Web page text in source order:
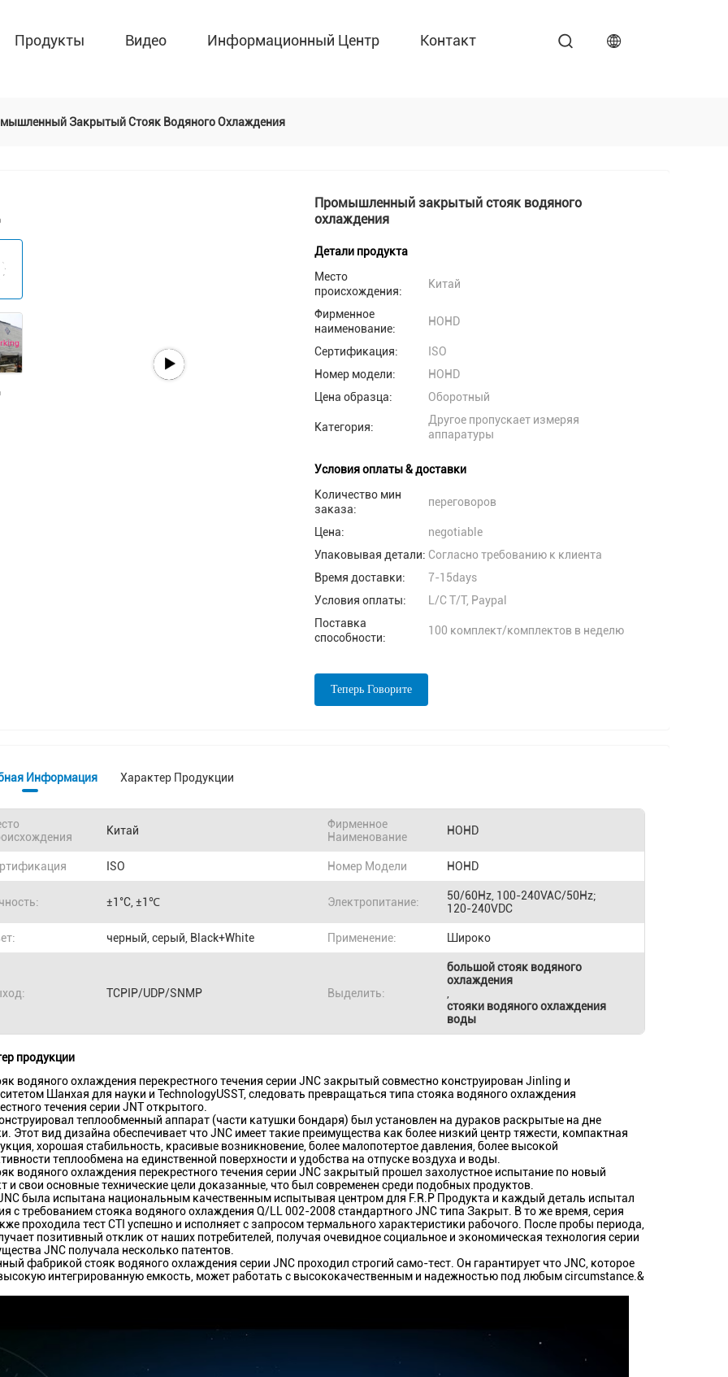
Продукты Видео Информационный Центр Контакт
Закрытый Стояк Водяного Охлаждения
Промышленный закрытый стояк водяного
охлаждения
Детали продукта
Место
происхождения:
Китай
Фирменное
наименование:
HOHD
Сертификация:
ISO
Номер модели:
HOHD
Цена образца:
Оборотный
Категория:
Другое пропускает измеряя
аппаратуры
Условия оплаты & доставки
Количество мин
заказа:
переговоров
Цена:
negotiable
Упаковывая детали: Согласно требованию к клиента
Время доставки:
7-15days
Условия оплаты:
L/C T/T, Paypal
Поставка
способности:
100 комплект/комплектов в неделю
Теперь Говорите
Информация Характер Продукции
Китай
Фирменное
Наименование
HOHD
ISO Номер Модели HOHD
±1°C, ±1℃ Электропитание:
50/60Hz, 100-240VAC/50Hz;
120-240VDC
черный, серый, Black+White Применение: Широко
TCPIP/UDP/SNMP Выделить:
большой стояк водяного
охлаждения
стояки водяного охлаждения
воды
продукции
водяного охлаждения перекрестного течения серии JNC закрытый совместно конструирован Jinling и
Шанхая для науки и TechnologyUSST, следовать превращаться типа стояка водяного охлаждения
течения серии JNT открытого.
теплообменный аппарат (части катушки бондаря) был установлен на дураков раскрытые на дне
Этот вид дизайна обеспечивает что JNC имеет такие преимущества как более низкий центр тяжести, компактная
хорошая стабильность, красивые возникновение, более малопотертое давления, более высокой
теплообмена на единственной поверхности и удобства на отпуске воздуха и воды.
водяного охлаждения перекрестного течения серии JNC закрытый прошел захолустное испытание по новый
и свои основные технические цели доказанные, что был современен среди подобных продуктов.
была испытана национальным качественным испытывая центром для F.R.P Продукта и каждый деталь испытал
с требованием стояка водяного охлаждения Q/LL 002-2008 стандартного JNC типа Закрыт. В то же время, серия
проходила тест CTI успешно и исполняет с запросом термального характеристики рабочого. После пробы периода,
позитивный отклик от наших потребителей, получая очевидное социальное и экономическая технология серии
JNC получала несколько патентов.
фабрикой стояк водяного охлаждения серии JNC проходил строгий само-тест. Он гарантирует что JNC, которое
интегрированную емкость, может работать с высококачественным и надежностью под любым circumstance.&